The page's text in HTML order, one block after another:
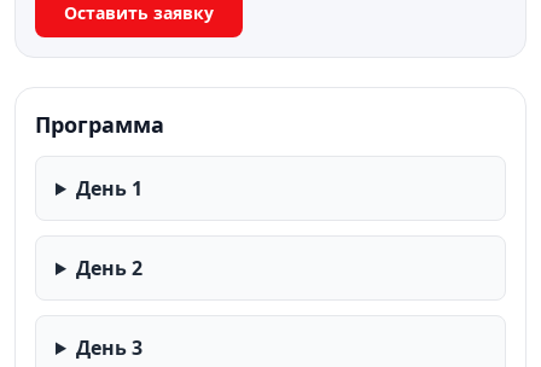
Оставить заявку
Программа
День 1
День 2
День 3